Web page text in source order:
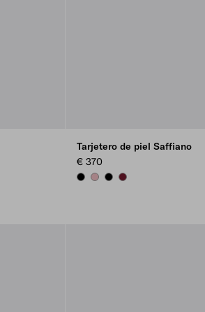
Tarjetero de piel Saffiano
€ 370
BLACKPEACHBLACKBURGUNDY